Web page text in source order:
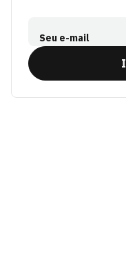
Seu e-mail